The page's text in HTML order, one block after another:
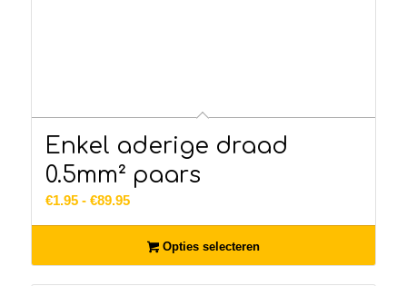
Enkel aderige draad
0.5mm² paars
€1.95 - €89.95Prijsklasse:
€1.95
€89.95
Opties selecteren